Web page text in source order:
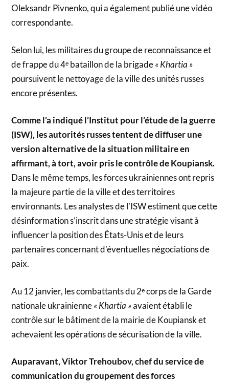
Oleksandr Pivnenko, qui a également publié une vidéo
correspondante.
Selon lui, les militaires du groupe de reconnaissance et
de frappe du 4ᵉ bataillon de la brigade« Khartia »
poursuivent le nettoyage de la ville des unités russes
encore présentes.
Comme l’a indiqué l’Institut pour l’étude de la guerre
(ISW), les autorités russes tentent de diffuser une
version alternative de la situation militaire en
affirmant, à tort, avoir pris le contrôle de Koupiansk.
Dans le même temps, les forces ukrainiennes ont repris
la majeure partie de la ville et des territoires
environnants. Les analystes de l’ISW estiment que cette
désinformation s’inscrit dans une stratégie visant à
influencer la position des États-Unis et de leurs
partenaires concernant d’éventuelles négociations de
paix.
Au 12 janvier, les combattants du 2ᵉ corps de la Garde
nationale ukrainienne« Khartia »avaient établi le
contrôle sur le bâtiment de la mairie de Koupiansk et
achevaient les opérations de sécurisation de la ville.
Auparavant, Viktor Trehoubov, chef du service de
communication du groupement des forces